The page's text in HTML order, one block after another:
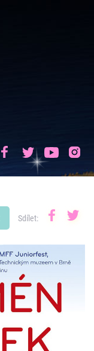
Sdílet: